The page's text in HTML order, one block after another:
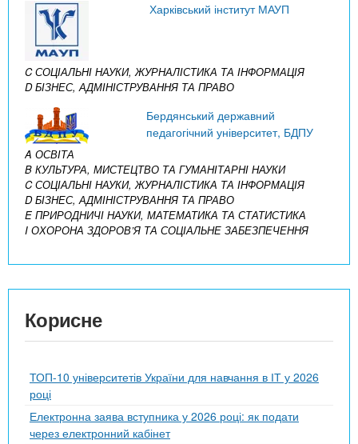
Харківський інститут МАУП
C СОЦІАЛЬНІ НАУКИ, ЖУРНАЛІСТИКА ТА ІНФОРМАЦІЯ
D БІЗНЕС, АДМІНІСТРУВАННЯ ТА ПРАВО
Бердянський державний
педагогічний університет, БДПУ
A ОСВІТА
B КУЛЬТУРА, МИСТЕЦТВО ТА ГУМАНІТАРНІ НАУКИ
C СОЦІАЛЬНІ НАУКИ, ЖУРНАЛІСТИКА ТА ІНФОРМАЦІЯ
D БІЗНЕС, АДМІНІСТРУВАННЯ ТА ПРАВО
E ПРИРОДНИЧІ НАУКИ, МАТЕМАТИКА ТА СТАТИСТИКА
I ОХОРОНА ЗДОРОВ’Я ТА СОЦІАЛЬНЕ ЗАБЕЗПЕЧЕННЯ
Корисне
ТОП-10 університетів України для навчання в ІТ у 2026
році
Електронна заява вступника у 2026 році: як подати
через електронний кабінет